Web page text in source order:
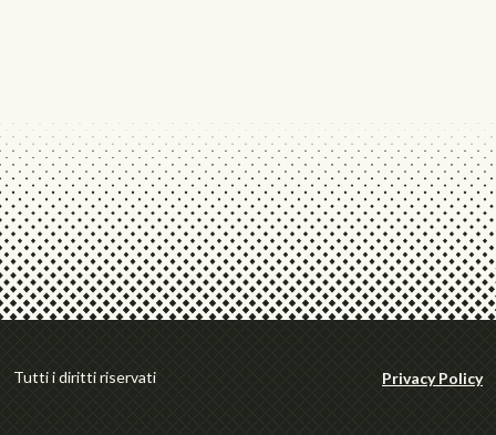
Tutti i diritti riservati Privacy Policy